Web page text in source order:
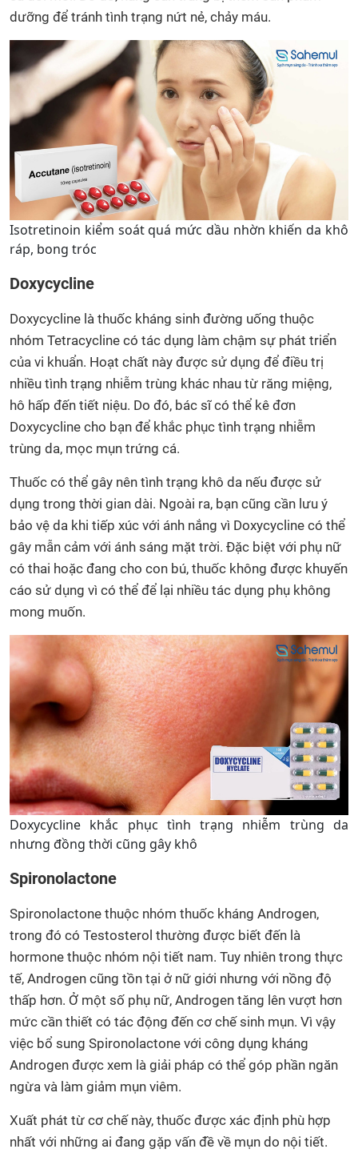
dưỡng để tránh tình trạng nứt nẻ, chảy máu.
Isotretinoin kiểm soát quá mức dầu nhờn khiến da khô
ráp, bong tróc
Doxycycline
Doxycycline là thuốc kháng sinh đường uống thuộc
nhóm Tetracycline có tác dụng làm chậm sự phát triển
của vi khuẩn. Hoạt chất này được sử dụng để điều trị
nhiều tình trạng nhiễm trùng khác nhau từ răng miệng,
hô hấp đến tiết niệu. Do đó, bác sĩ có thể kê đơn
Doxycycline cho bạn để khắc phục tình trạng nhiễm
trùng da, mọc mụn trứng cá.
Thuốc có thể gây nên tình trạng khô da nếu được sử
dụng trong thời gian dài. Ngoài ra, bạn cũng cần lưu ý
bảo vệ da khi tiếp xúc với ánh nắng vì Doxycycline có thể
gây mẫn cảm với ánh sáng mặt trời. Đặc biệt với phụ nữ
có thai hoặc đang cho con bú, thuốc không được khuyến
cáo sử dụng vì có thể để lại nhiều tác dụng phụ không
mong muốn.
Doxycycline khắc phục tình trạng nhiễm trùng da
nhưng đồng thời cũng gây khô
Spironolactone
Spironolactone thuộc nhóm thuốc kháng Androgen,
trong đó có Testosterol thường được biết đến là
hormone thuộc nhóm nội tiết nam. Tuy nhiên trong thực
tế, Androgen cũng tồn tại ở nữ giới nhưng với nồng độ
thấp hơn. Ở một số phụ nữ, Androgen tăng lên vượt hơn
mức cần thiết có tác động đến cơ chế sinh mụn. Vì vậy
việc bổ sung Spironolactone với công dụng kháng
Androgen được xem là giải pháp có thể góp phần ngăn
ngừa và làm giảm mụn viêm.
Xuất phát từ cơ chế này, thuốc được xác định phù hợp
nhất với những ai đang gặp vấn đề về mụn do nội tiết.